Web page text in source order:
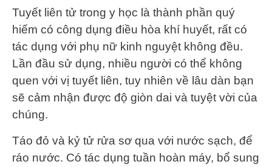
Tuyết liên tử trong y học là thành phần quý
hiếm có công dụng điều hòa khí huyết, rất có
tác dụng với phụ nữ kinh nguyệt không đều.
Lần đầu sử dụng, nhiều người có thể không
quen với vị tuyết liên, tuy nhiên về lâu dàn bạn
sẽ cảm nhận được độ giòn dai và tuyệt vời của
chúng.
Táo đỏ và kỷ tử rửa sơ qua với nước sạch, để
ráo nước. Có tác dụng tuần hoàn máy, bổ sung